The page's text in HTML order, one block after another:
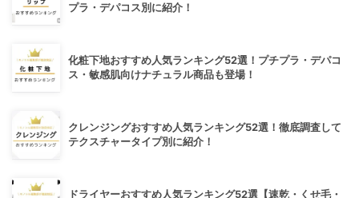
プラ・デパコス別に紹介！
化粧下地おすすめ人気ランキング52選！プチプラ・デパコ
ス・敏感肌向けナチュラル商品も登場！
クレンジングおすすめ人気ランキング52選！徹底調査して
テクスチャータイプ別に紹介！
ドライヤーおすすめ人気ランキング52選【速乾・くせ毛・